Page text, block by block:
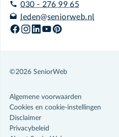
030 - 276 99 65
leden@seniorweb.nl
©2026 SeniorWeb
Algemene voorwaarden
Cookies en cookie-instellingen
Disclaimer
Privacybeleid